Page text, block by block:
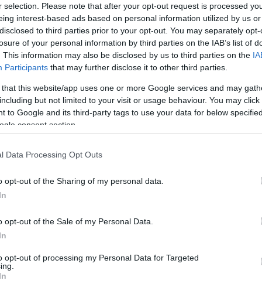
selection. Please note that after your opt-out request is processed
interest-based ads based on personal information utilized by us
to third parties prior to your opt-out. You may separately
of your personal information by third parties on the IAB’s list of
This information may also be disclosed by us to third parties on the
Participants that may further disclose it to other third parties.
that this website/app uses one or more Google services and may
but not limited to your visit or usage behaviour. You may
to Google and its third-party tags to use your data for below
consent section.
Data Processing Opt Outs
opt-out of the Sharing of my personal data.
opt-out of the Sale of my Personal Data.
opt-out of processing my Personal Data for Targeted
Han er rogalending og beskriver egen
fotballkrets og gleder seg til å gå den
så jeg har alltid hatt lyst til å gå det
istedenfor. Det gleder jeg meg veldig til.
40-års presang til meg selv. Alle andre kaller det
at han har gjort en del forberedelser i forkant.
helger og ferier. For fire-fem år siden fikk jeg i
i, forteller Fisketjøn som ikke aner hva han går
lange italienske klassikeren.
ligger i barndommen.